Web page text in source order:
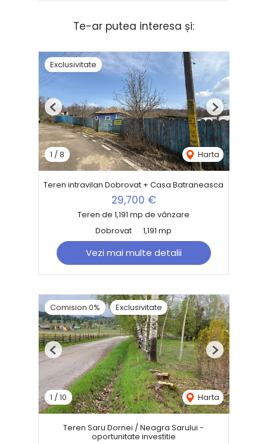
Te-ar putea interesa și:
Exclusivitate
1 / 8 Harta
Previous Next
Teren intravilan Dobrovat + Casa Batraneasca
29,700 €
Teren de 1,191 mp de vânzare
Dobrovat
1,191 mp
Vezi mai multe detalii
Comision 0% Exclusivitate
1 / 10 Harta
Previous Next
Teren Saru Dornei / Neagra Sarului -
oportunitate investitie